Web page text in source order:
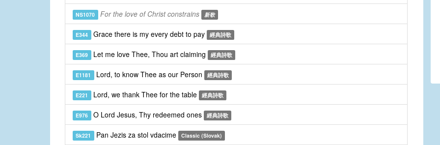
NS1070 For the love of Christ constrains 新歌
E344 Grace there is my every debt to pay 經典詩歌
E369 Let me love Thee, Thou art claiming 經典詩歌
E1181 Lord, to know Thee as our Person 經典詩歌
E221 Lord, we thank Thee for the table 經典詩歌
E976 O Lord Jesus, Thy redeemed ones 經典詩歌
Sk221 Pan Jezis za stol vdacime Classic (Slovak)